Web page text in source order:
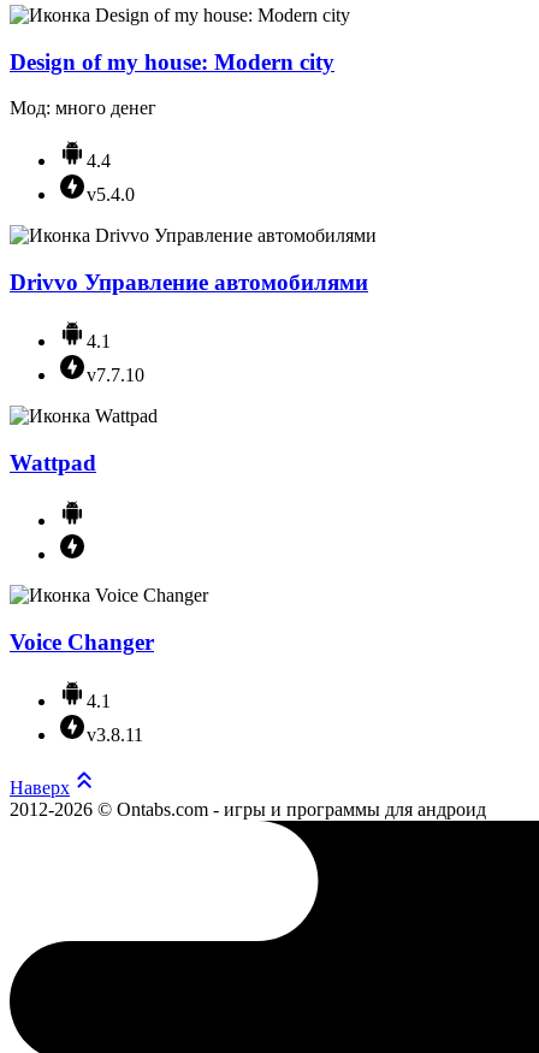
Design of my house: Modern city
Мод: много денег
4.4
v5.4.0
Drivvo Управление автомобилями
4.1
v7.7.10
Wattpad
Voice Changer
4.1
v3.8.11
Наверх
2012-2026 © Ontabs.com - игры и программы для андроид